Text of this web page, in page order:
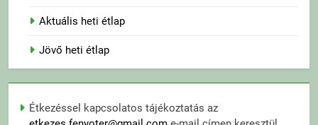
Aktuális heti étlap
Jövő heti étlap
Étkezéssel kapcsolatos tájékoztatás az